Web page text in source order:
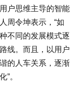
户思维主导的智能
周令坤表示，“如
不同的发展模式逐
线。而且，以用户
的人车关系，逐渐
”。